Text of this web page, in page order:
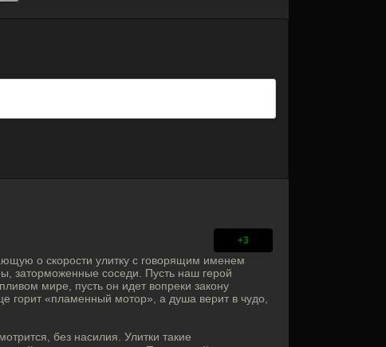
+3
о скорости улитку с говорящим именем
заторможенные соседи. Пусть наш герой
мире, пусть он идет вопреки закону
горит «пламенный мотор», а душа верит в чудо,
без насилия. Улитки такие